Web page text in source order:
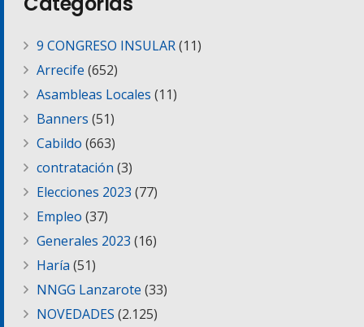
9 CONGRESO INSULAR(11)
Arrecife (652)
Asambleas Locales (11)
Banners (51)
Cabildo (663)
contratación (3)
Elecciones 2023 (77)
Empleo (37)
Generales 2023 (16)
Haría (51)
NNGG Lanzarote (33)
NOVEDADES (2.125)